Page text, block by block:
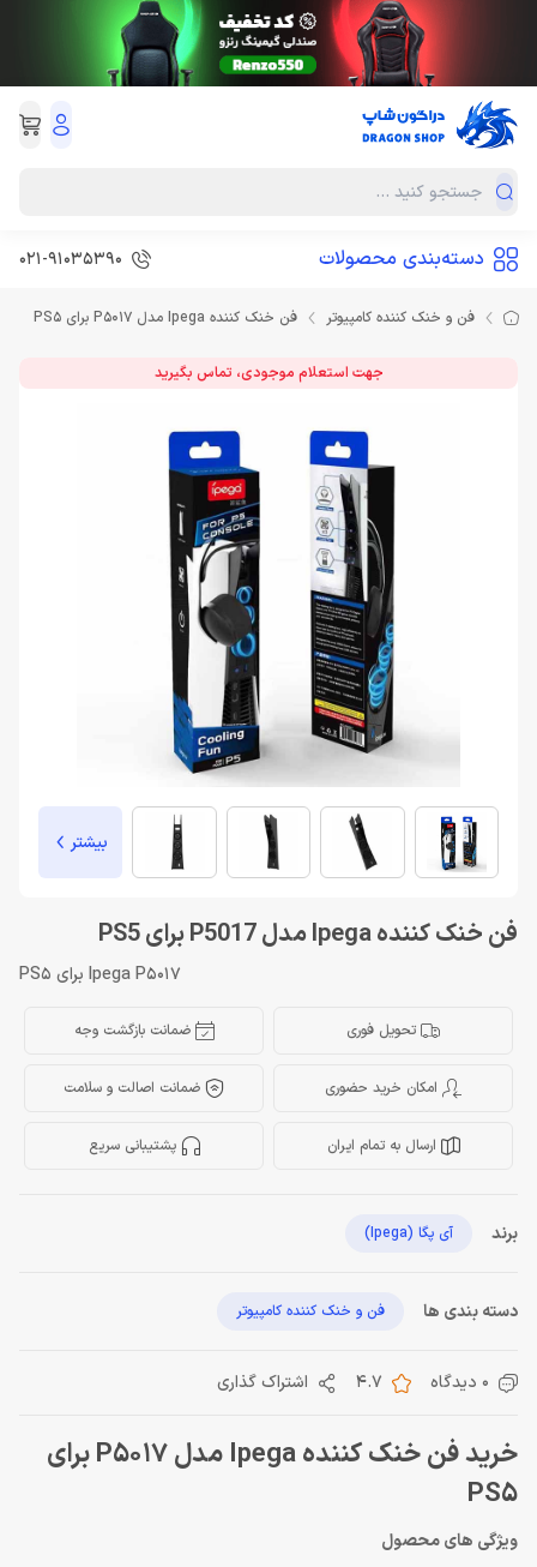
دسته‌بندی محصولات 021-91035390
فن و خنک کننده کامپیوتر فن خنک کننده Ipega مدل P5017 برای PS5
جهت استعلام موجودی، تماس بگیرید
بیشتر
فن خنک کننده Ipega مدل P5017 برای PS5
Ipega P5017 برای PS5
تحویل فوری ضمانت بازگشت وجه
امکان خرید حضوری ضمانت اصالت و سلامت
ارسال به تمام ایران پشتیبانی سریع
برند آی پگا (Ipega)
دسته بندی ها فن و خنک کننده کامپیوتر
0 دیدگاه 4.7 اشتراک گذاری
خرید فن خنک کننده Ipega مدل P5017 برای
PS5
ویژگی های محصول